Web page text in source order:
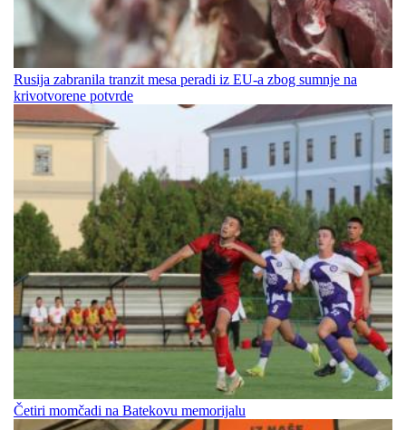
Rusija zabranila tranzit mesa peradi iz EU-a zbog sumnje na
krivotvorene potvrde
Četiri momčadi na Batekovu memorijalu